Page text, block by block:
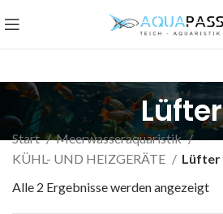
Lüfter
Start
Meerwasseraquaristik
KÜHL- UND HEIZGERÄTE
Lüfter
Alle 2 Ergebnisse werden angezeigt